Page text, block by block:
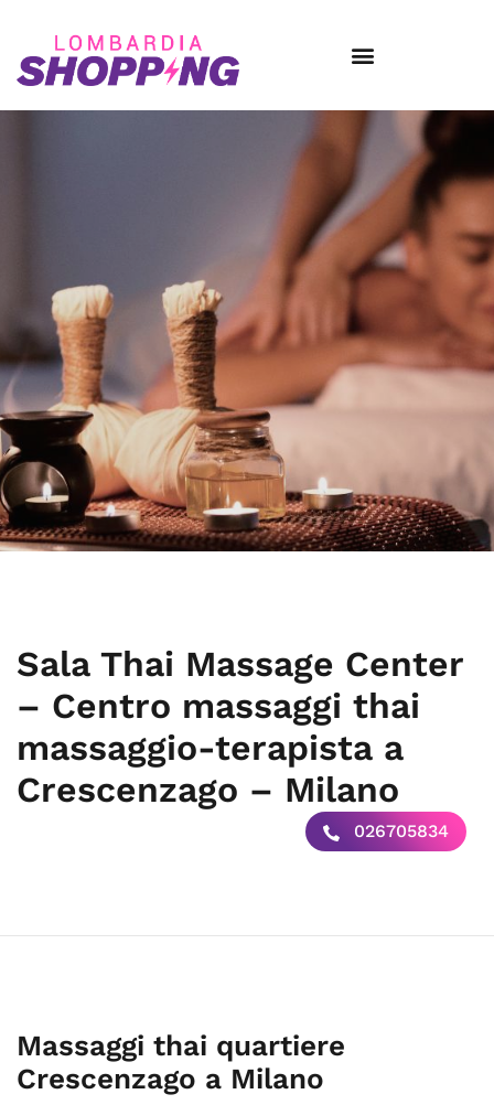
Sala Thai Massage Center
– Centro massaggi thai
massaggio-terapista a
Crescenzago – Milano
026705834
Massaggi thai quartiere
Crescenzago a Milano